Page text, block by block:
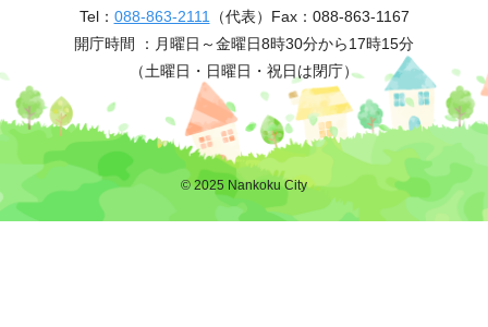
Tel： 088-863-2111 （代表） Fax：088-863-1167
開庁時間 ： 月曜日～金曜日8時30分から17時15分
（土曜日・日曜日・祝日は閉庁）
© 2025 Nankoku City